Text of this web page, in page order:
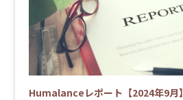
Humalanceレポート【2024年9月】